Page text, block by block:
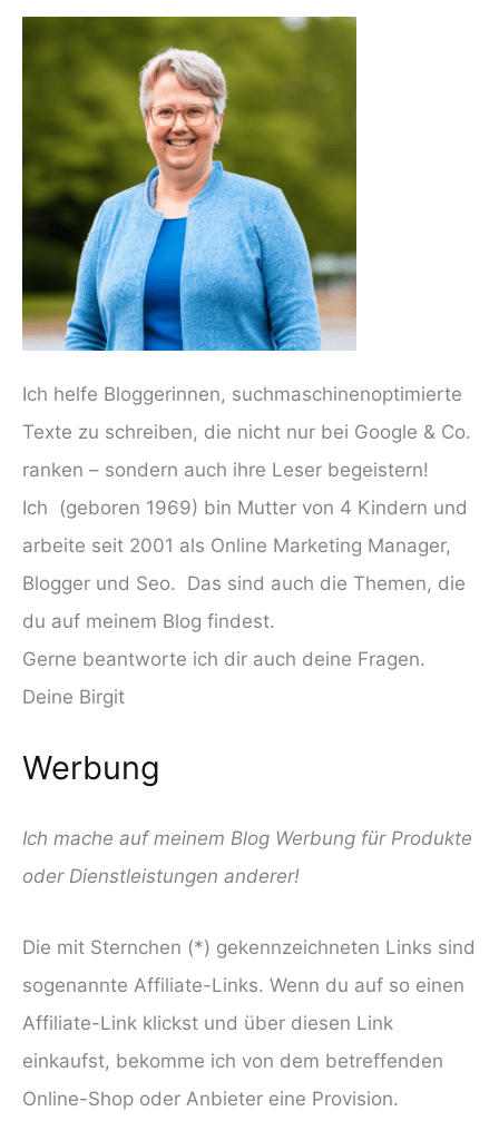
Ich helfe Bloggerinnen, suchmaschinenoptimierte
Texte zu schreiben, die nicht nur bei Google & Co.
ranken – sondern auch ihre Leser begeistern!
Ich (geboren 1969) bin Mutter von 4 Kindern und
arbeite seit 2001 als Online Marketing Manager,
Blogger und Seo. Das sind auch die Themen, die
du auf meinem Blog findest.
Gerne beantworte ich dir auch deine Fragen.
Deine Birgit
Werbung
Ich mache auf meinem Blog Werbung für Produkte
oder Dienstleistungen anderer!
Die mit Sternchen (*) gekennzeichneten Links sind
sogenannte Affiliate-Links. Wenn du auf so einen
Affiliate-Link klickst und über diesen Link
einkaufst, bekomme ich von dem betreffenden
Online-Shop oder Anbieter eine Provision.